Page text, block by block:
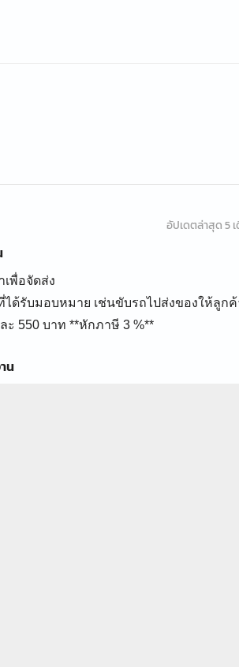
อัปเดตล่าสุด 5
พื่อจัดส่ง
ได้รับมอบหมาย เช่นขับรถไปส่งของให้ลูกค้
ะ 550 บาท **หักภาษี 3 %**
น